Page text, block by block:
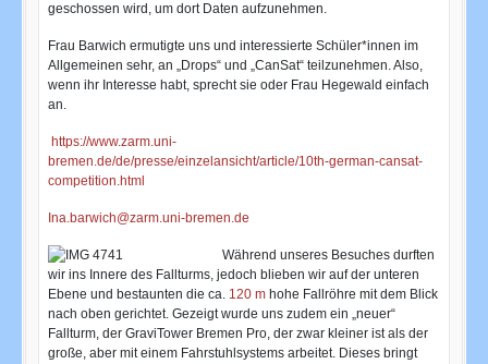
geschossen wird, um dort Daten aufzunehmen.
Frau Barwich ermutigte uns und interessierte Schüler*innen im
Allgemeinen sehr, an „Drops“ und „CanSat“ teilzunehmen. Also,
wenn ihr Interesse habt, sprecht sie oder Frau Hegewald einfach
an.
https://www.zarm.uni-
bremen.de/de/presse/einzelansicht/article/10th-german-cansat-
competition.html
Ina.barwich@zarm.uni-bremen.de
Während unseres Besuches durften
wir ins Innere des Fallturms, jedoch blieben wir auf der unteren
Ebene und bestaunten die ca. 120 mhohe Fallröhre mit dem Blick
nach oben gerichtet. Gezeigt wurde uns zudem ein „neuer“
Fallturm, der GraviTower Bremen Pro, der zwar kleiner ist als der
große, aber mit einem Fahrstuhlsystems arbeitet. Dieses bringt